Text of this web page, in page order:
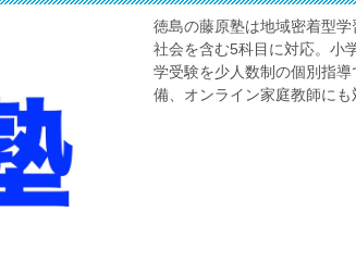
徳島の藤原塾は地域密着型
社会を含む5科目に対応。小
学受験を少人数制の個別指
備、オンライン家庭教師にも